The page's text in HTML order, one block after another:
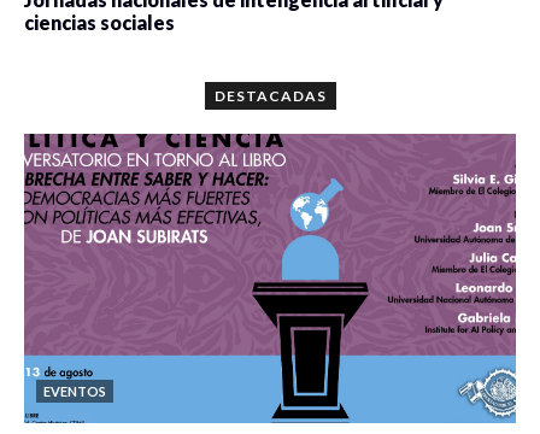
ciencias sociales
DESTACADAS
EVENTOS